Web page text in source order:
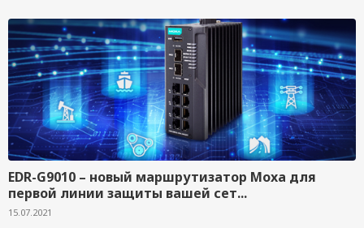
EDR-G9010 – новый маршрутизатор Moxa для
первой линии защиты вашей сет...
15.07.2021